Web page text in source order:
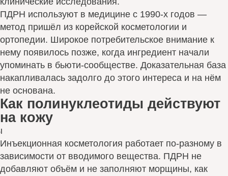
ПДРН используют в медицине с 1990-х годов —
метод пришёл из корейской косметологии и
ортопедии. Широкое потребительское внимание к
нему появилось позже, когда ингредиент начали
упоминать в бьюти-сообществе. Доказательная база
накапливалась задолго до этого интереса и на нём
не основана.
Как полинуклеотиды действуют
на кожу
Инъекционная косметология работает по-разному в
зависимости от вводимого вещества. ПДРН не
добавляют объём и не заполняют морщины, как